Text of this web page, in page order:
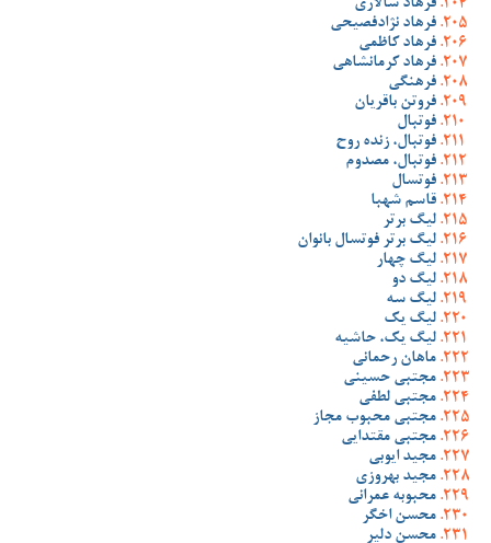
فرهاد سالاری
فرهاد نژادفصیحی
فرهاد کاظمی
فرهاد کرمانشاهی
فرهنگی
فروتن باقریان
فوتبال
فوتبال، زنده روح
فوتبال، مصدوم
فوتسال
قاسم شهبا
لیگ برتر
لیگ برتر فوتسال بانوان
لیگ چهار
لیگ دو
لیگ سه
لیگ یک
لیگ یک، حاشیه
ماهان رحمانی
مجتبی حسینی
مجتبی لطفی
مجتبی محبوب مجاز
مجتبی مقتدایی
مجید ایوبی
مجید بهروزی
محبوبه عمرانی
محسن اخگر
محسن دلیر